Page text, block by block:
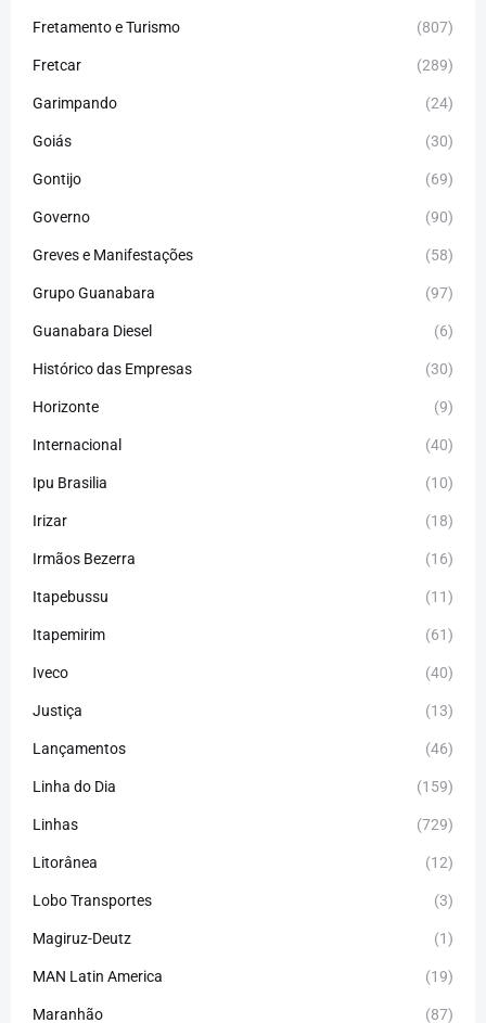
Fretamento e Turismo (807)
Fretcar (289)
Garimpando (24)
Goiás (30)
Gontijo (69)
Governo (90)
Greves e Manifestações (58)
Grupo Guanabara (97)
Guanabara Diesel (6)
Histórico das Empresas (30)
Horizonte (9)
Internacional (40)
Ipu Brasilia (10)
Irizar (18)
Irmãos Bezerra (16)
Itapebussu (11)
Itapemirim (61)
Iveco (40)
Justiça (13)
Lançamentos (46)
Linha do Dia (159)
Linhas (729)
Litorânea (12)
Lobo Transportes (3)
Magiruz-Deutz (1)
MAN Latin America (19)
Maranhão (87)